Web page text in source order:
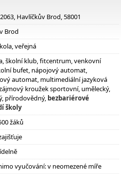
Havlíčkův Brod, 58001
Brod
veřejná
školní klub, fitcentrum, venkovní
bufet, nápojový automat,
automat, multimediální jazyková
kroužek sportovní, umělecký,
přírodovědný, bezbariérové
školy
žáků
vyučování: v neomezené míře